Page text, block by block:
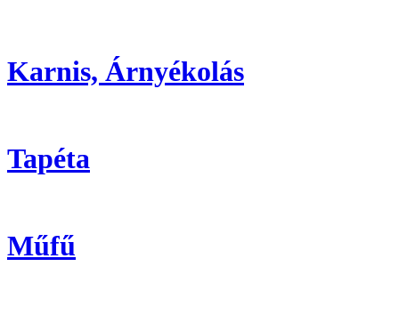
Karnis, Árnyékolás
Tapéta
Műfű